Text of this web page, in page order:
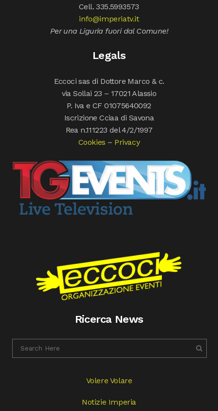
Cell. 335.5993573
info@imperiatv.it
Per una Liguria fuori dal Comune!
Legals
Eccoci sas di Dottore Marco & c.
via Sollai 23 – 17021 Alassio
P. Iva e CF 01075640092
Iscrizione Cciaa di Savona
Rea n.111223 del 4/2/1997
Cookies – Privacy
Ricerca News
Volere Volare
Notizie Imperia